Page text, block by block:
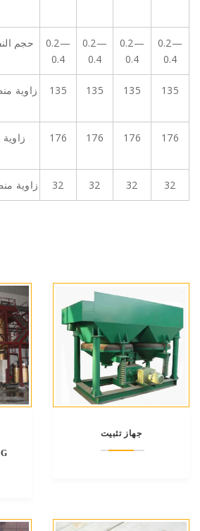
0.2—
0.4
0.2—
0.4
0.2—
0.4
0.2—
0.4
زاوية
135 135 135 135
176 176 176 176
زاوية 32 32 32 32
جهاز تثبيت